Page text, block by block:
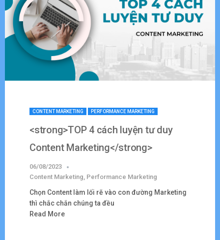
CONTENT MARKETING PERFORMANCE MARKETING
<strong>TOP 4 cách luyện tư duy
Content Marketing</strong>
06/08/2023
Content Marketing, Performance Marketing
Chọn Content làm lối rẽ vào con đường Marketing
thì chắc chắn chúng ta đều
Read More